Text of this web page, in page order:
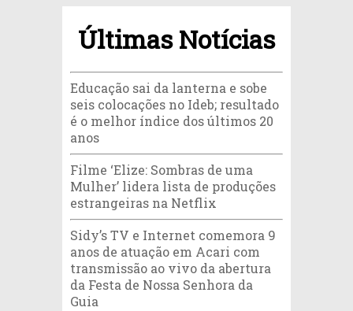
Últimas Notícias
Educação sai da lanterna e sobe
seis colocações no Ideb; resultado
é o melhor índice dos últimos 20
anos
Filme ‘Elize: Sombras de uma
Mulher’ lidera lista de produções
estrangeiras na Netflix
Sidy’s TV e Internet comemora 9
anos de atuação em Acari com
transmissão ao vivo da abertura
da Festa de Nossa Senhora da
Guia